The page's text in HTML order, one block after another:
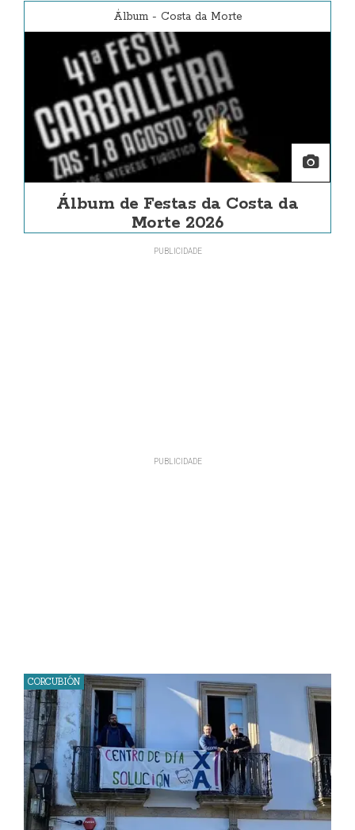
Álbum - Costa da Morte
Álbum de Festas da Costa da
Morte 2026
CORCUBIÓN